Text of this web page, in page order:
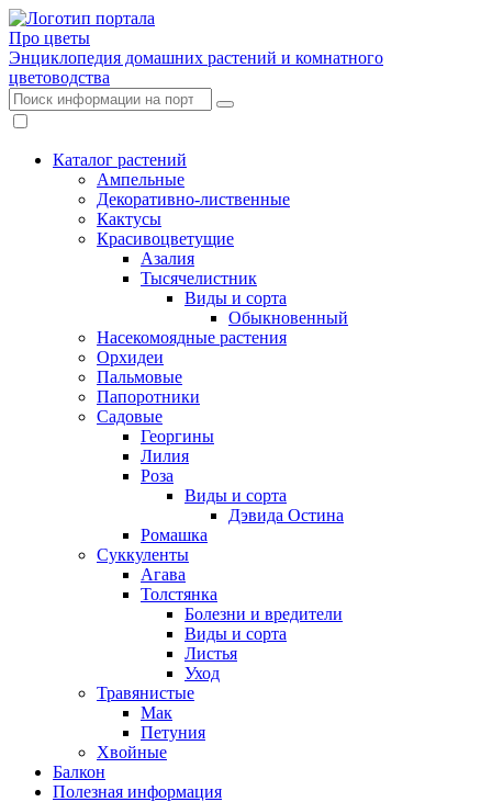
Про цветы
Энциклопедия домашних растений и комнатного
цветоводства
Каталог растений
Ампельные
Декоративно-лиственные
Кактусы
Красивоцветущие
Азалия
Тысячелистник
Виды и сорта
Обыкновенный
Насекомоядные растения
Орхидеи
Пальмовые
Папоротники
Садовые
Георгины
Лилия
Роза
Виды и сорта
Дэвида Остина
Ромашка
Суккуленты
Агава
Толстянка
Болезни и вредители
Виды и сорта
Листья
Уход
Травянистые
Мак
Петуния
Хвойные
Балкон
Полезная информация